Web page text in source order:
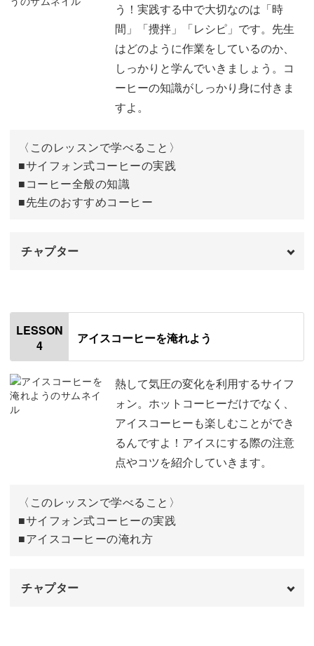
知れば知るほど面白い、コーヒーの世界があなたを待って
いつもより、少しだけ手間をかけて淹れるサイフォンコー
ヒーで、なんとも言えない贅沢なひと時をお過ごしくださ
05:17
抽出後の道具の洗い方 09:35
13:39
う！実践する中で大切なのは「時
間」「攪拌」「レシピ」です。先生
はどのように作業をしているのか、
しっかりと学んでいきましょう。コ
ーヒーの知識がしっかり身に付きま
すよ。
〈このレッスンで学べること〉
■サイフォン式コーヒーの実践
■コーヒー全般の知識
■先生のおすすめコーヒー
チャプター
はじめに
コーヒー豆を計量する
コーヒーを抽出する 03:09
13:55
14:58
LESSON
4
アイスコーヒーを淹れよう
熱して気圧の変化を利用するサイフ
ォン。ホットコーヒーだけでなく、
アイスコーヒーも楽しむことができ
るんですよ！アイスにする際の注意
点やコツを紹介していきます。
〈このレッスンで学べること〉
■サイフォン式コーヒーの実践
■アイスコーヒーの淹れ方
チャプター